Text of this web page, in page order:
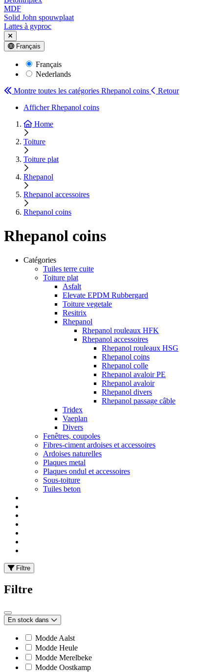
MDF
Solid John spouwplaat
Lattes à gyproc
Français
Français
Nederlands
Montre toutes les catégories Rhepanol coins
Retour
Afficher Rhepanol coins
Home
Toiture
Toiture plat
Rhepanol
Rhepanol accessoires
Rhepanol coins
Rhepanol coins
Catégories
Tuiles terre cuite
Toiture plat
Asfalt
Elevate EPDM Rubbergard
Toiture vegetale
Resitrix
Rhepanol
Rhepanol rouleaux HFK
Rhepanol accessoires
Rhepanol rouleaux HSG
Rhepanol coins
Rhepanol colle
Rhepanol avaloir PE
Rhepanol avaloir
Rhepanol divers
Rhepanol passage câble
Tridex
Vaeplan
Divers
Fenêtres, coupoles
Fibres-ciment ardoises et accessoires
Ardoises naturelles
Plaques metal
Plaques ondul et accessoires
Sous-toiture
Tuiles beton
Filtre
Filtre
En stock dans
Modde Aalst
Modde Heule
Modde Merelbeke
Modde Oostkamp